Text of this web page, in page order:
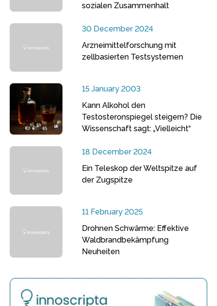
sozialen Zusammenhalt
30 December 2024
Arzneimittelforschung mit
zellbasierten Testsystemen
15 January 2003
Kann Alkohol den
Testosteronspiegel steigern? Die
Wissenschaft sagt: „Vielleicht“
18 December 2024
Ein Teleskop der Weltspitze auf
der Zugspitze
11 February 2025
Drohnen Schwärme: Effektive
Waldbrandbekämpfung
Neuheiten